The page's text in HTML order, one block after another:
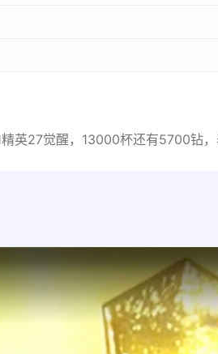
英27觉醒，13000杯还有5700钻